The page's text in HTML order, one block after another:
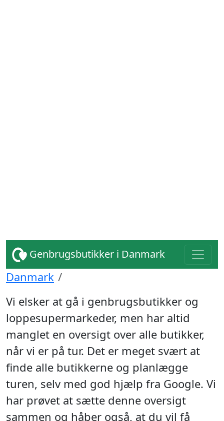
Genbrugsbutikker i Danmark
Danmark
Vi elsker at gå i genbrugsbutikker og
loppesupermarkeder, men har altid
manglet en oversigt over alle butikker,
når vi er på tur. Det er meget svært at
finde alle butikkerne og planlægge
turen, selv med god hjælp fra Google. Vi
har prøvet at sætte denne oversigt
sammen og håber også, at du vil få